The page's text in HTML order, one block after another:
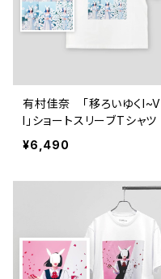
有村佳奈 「移ろいゆくI~V
I」ショートスリーブTシャツ
¥6,490